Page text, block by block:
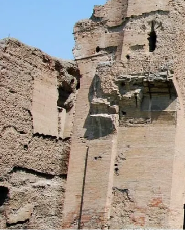
ロシア・中央アジア
アメリカ・カナダ
中南米・カリブ海
モルディブ・他インド洋
太平洋地域
オセアニア
ハワイ